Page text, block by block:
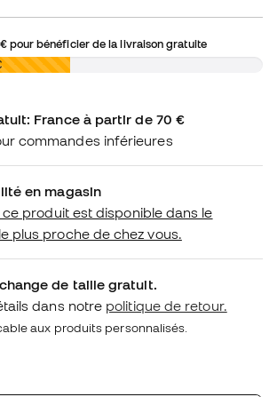
pour bénéficier de la livraison gratuite
France à partir de 70 €
commandes inférieures
en magasin
ce produit est disponible dans le
plus proche de chez vous.
de taille gratuit.
dans notre politique de retour.
aux produits personnalisés.